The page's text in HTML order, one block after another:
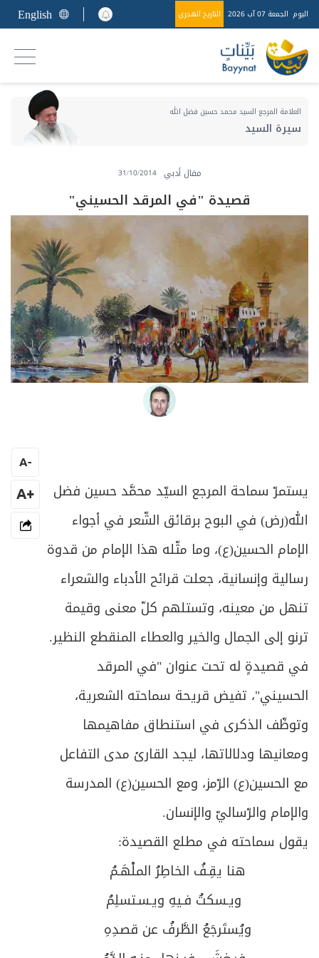
اليوم الجمعة 07 آب 2026 التاريخ الهجري English
العلامة المرجع السيد محمد حسين فضل الله
سيرة السيد
مقال أدبي 31/10/2014
قصيدة "في المرقد الحسيني"
يستمرّ سماحة المرجع السيّد محمَّد حسين فضل
الله(رض) في البوح برقائق الشّعر في أجواء
الإمام الحسين(ع)، وما مثّله هذا الإمام من قدوة
رسالية وإنسانية، جعلت قرائح الأدباء والشعراء
تنهل من معينه، وتستلهم كلّ معنى وقيمة
ترنو إلى الجمال والخير والعطاء المنقطع النظير.
في قصيدةٍ له تحت عنوان "في المرقد
الحسيني"، تفيض قريحة سماحته الشعرية،
وتوظّف الذكرى في استنطاق مفاهيمها
ومعانيها ودلالاتها، ليجد القارئ مدى التفاعل
مع الحسين(ع) الرّمز، ومع الحسين(ع) المدرسة
والإمام والرّساليّ والإنسان.
يقول سماحته في مطلع القصيدة:
هنا يقِـفُ الخاطِرُ الملْهَـمُ
ويـسكتُ فـيهِ ويـسـتسلِمُ
ويُستَرجَعُ الطَّرفُ عن قصدِهِ
-
A
+A